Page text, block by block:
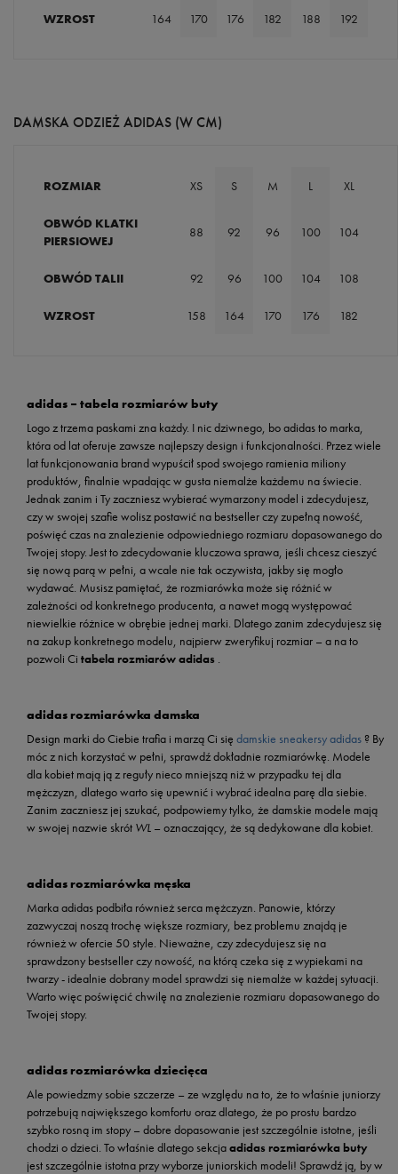
WZROST 164 170 176 182 188 192
DAMSKA ODZIEŻ ADIDAS (W CM)
ROZMIAR XS S M L XL
OBWÓD KLATKI
PIERSIOWEJ
88 92 96 100 104
OBWÓD TALII 92 96 100 104 108
WZROST 158 164 170 176 182
adidas – tabela rozmiarów buty
Logo z trzema paskami zna każdy. I nic dziwnego, bo adidas to marka,
która od lat oferuje zawsze najlepszy design i funkcjonalności. Przez wiele
lat funkcjonowania brand wypuścił spod swojego ramienia miliony
produktów, finalnie wpadając w gusta niemalże każdemu na świecie.
Jednak zanim i Ty zaczniesz wybierać wymarzony model i zdecydujesz,
czy w swojej szafie wolisz postawić na bestseller czy zupełną nowość,
poświęć czas na znalezienie odpowiedniego rozmiaru dopasowanego do
Twojej stopy. Jest to zdecydowanie kluczowa sprawa, jeśli chcesz cieszyć
się nową parą w pełni, a wcale nie tak oczywista, jakby się mogło
wydawać. Musisz pamiętać, że rozmiarówka może się różnić w
zależności od konkretnego producenta, a nawet mogą występować
niewielkie różnice w obrębie jednej marki. Dlatego zanim zdecydujesz się
na zakup konkretnego modelu, najpierw zweryfikuj rozmiar – a na to
pozwoli Ci tabela rozmiarów adidas .
adidas rozmiarówka damska
Design marki do Ciebie trafia i marzą Ci się damskie sneakersy adidas ? By
móc z nich korzystać w pełni, sprawdź dokładnie rozmiarówkę. Modele
dla kobiet mają ją z reguły nieco mniejszą niż w przypadku tej dla
mężczyzn, dlatego warto się upewnić i wybrać idealna parę dla siebie.
Zanim zaczniesz jej szukać, podpowiemy tylko, że damskie modele mają
w swojej nazwie skrót WL – oznaczający, że są dedykowane dla kobiet.
adidas rozmiarówka męska
Marka adidas podbiła również serca mężczyzn. Panowie, którzy
zazwyczaj noszą trochę większe rozmiary, bez problemu znajdą je
również w ofercie 50 style. Nieważne, czy zdecydujesz się na
sprawdzony bestseller czy nowość, na którą czeka się z wypiekami na
twarzy - idealnie dobrany model sprawdzi się niemalże w każdej sytuacji.
Warto więc poświęcić chwilę na znalezienie rozmiaru dopasowanego do
Twojej stopy.
adidas rozmiarówka dziecięca
Ale powiedzmy sobie szczerze – ze względu na to, że to właśnie juniorzy
potrzebują największego komfortu oraz dlatego, że po prostu bardzo
szybko rosną im stopy – dobre dopasowanie jest szczególnie istotne, jeśli
chodzi o dzieci. To właśnie dlatego sekcjaadidas rozmiarówka buty
jest szczególnie istotna przy wyborze juniorskich modeli! Sprawdź ją, by w